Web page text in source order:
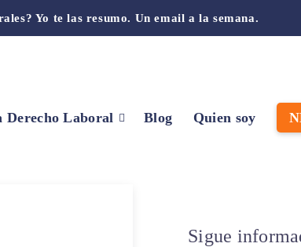
Yo te las resumo. Un email a la semana.
Derecho Laboral Blog Quien soy
Sigue